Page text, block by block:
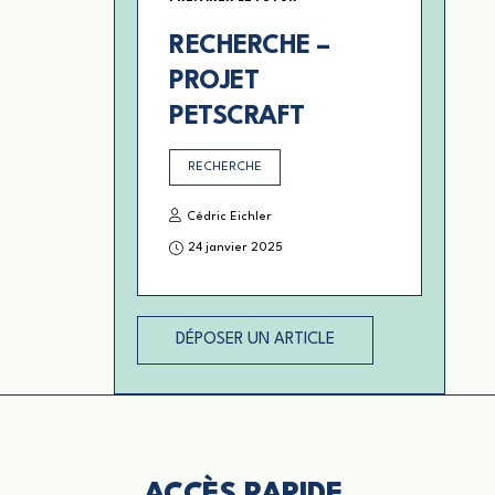
RECHERCHE –
PROJET
PETSCRAFT
RECHERCHE
Cédric Eichler
24 janvier 2025
DÉPOSER UN ARTICLE